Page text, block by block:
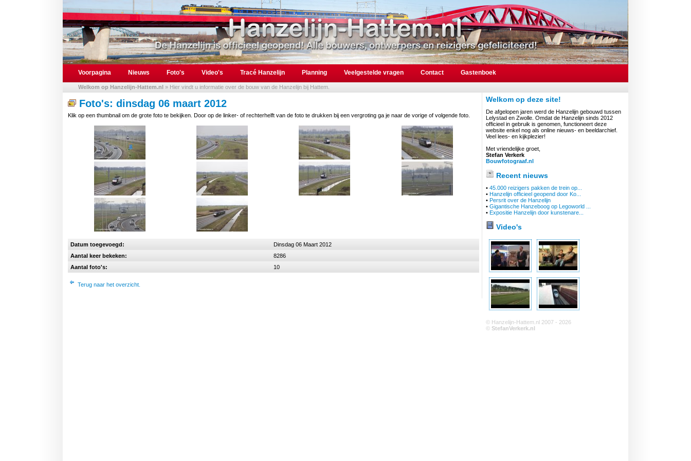
Voorpagina Nieuws Foto's Video's Tracé Hanzelijn Planning Veelgestelde vragen Contact Gastenboek
Welkom op Hanzelijn-Hattem.nl » Hier vindt u informatie over de bouw van de Hanzelijn bij Hattem.
Foto's: dinsdag 06 maart 2012
Klik op een thumbnail om de grote foto te bekijken. Door op de linker- of rechterhelft van de foto te drukken bij een vergroting ga je naar de vorige of volgende foto.
Datum toegevoegd:
Dinsdag 06 Maart 2012
Aantal keer bekeken:
8286
Aantal foto's:
10
Terug naar het overzicht.
Welkom op deze site!
De afgelopen jaren werd de Hanzelijn gebouwd tussen
Lelystad en Zwolle. Omdat de Hanzelijn sinds 2012
officieel in gebruik is genomen, functioneert deze
website enkel nog als online nieuws- en beeldarchief.
Veel lees- en kijkplezier!
Met vriendelijke groet,
Stefan Verkerk
Bouwfotograaf.nl
Recent nieuws
• 45.000 reizigers pakken de trein op...
• Hanzelijn officieel geopend door Ko...
• Persrit over de Hanzelijn
• Gigantische Hanzeboog op Legoworld ...
• Expositie Hanzelijn door kunstenare...
Video's
© Hanzelijn-Hattem.nl 2007 - 2026
© StefanVerkerk.nl